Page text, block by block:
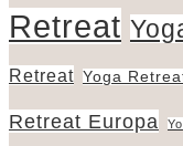
Retreat
Retreat Yoga
Retreat Europa